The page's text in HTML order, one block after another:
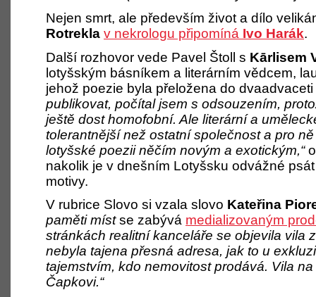
Nejen smrt, ale především život a dílo
Rotrekla v nekrologu připomíná Ivo Harák.
Další rozhovor vede Pavel Štoll s Kārlisem
lotyšským básníkem a literárním vědcem,
jehož poezie byla přeložena do
publikovat, počítal jsem s odsouzením,
ještě dost homofobní. Ale literární a
tolerantnější než ostatní společnost a pro
lotyšské poezii něčím novým a exotickým,“
nakolik je v dnešním Lotyšsku odvážné
motivy.
V rubrice Slovo si vzala slovo Kateřina
paměti místse zabývá medializovaným
stránkách realitní kanceláře se objevila vila
nebyla tajena přesná adresa, jak to u
tajemstvím, kdo nemovitost prodává. Vila
Čapkovi.“